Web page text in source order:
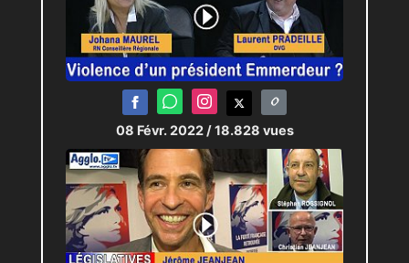
gouvernementales concernant
les cotisations sociales des
travailleurs notamment
indépendants, affectés par la
crise sanitaire.
URSSAF : union de recouvrement
pour la sécurité sociale et
les allocations familliales.
Journaliste :Pierric-Joël LOUBAT
08 Févr. 2022 / 18.828 vues